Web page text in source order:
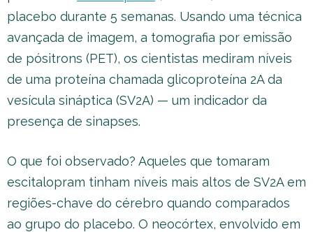
placebo durante 5 semanas. Usando uma técnica
avançada de imagem, a tomografia por emissão
de pósitrons (PET), os cientistas mediram níveis
de uma proteína chamada glicoproteína 2A da
vesícula sináptica (SV2A) — um indicador da
presença de sinapses.
O que foi observado? Aqueles que tomaram
escitalopram tinham níveis mais altos de SV2A em
regiões-chave do cérebro quando comparados
ao grupo do placebo. O neocórtex, envolvido em